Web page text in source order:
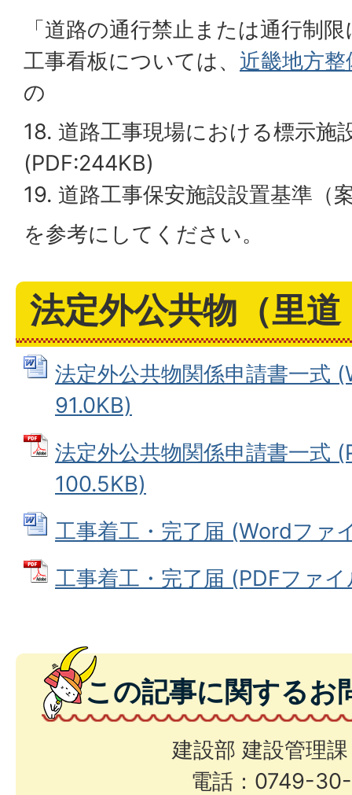
「道路の通行禁止または通行制
工事看板については、 近畿地方
の
18. 道路工事現場における標示施
(PDF:244KB)
19. 道路工事保安施設設置基準（
を参考にしてください。
法定外公共物（里
法定外公共物関係申請書一式
91.0KB)
法定外公共物関係申請書一式
100.5KB)
工事着工・完了届 (Wordファ
工事着工・完了届 (PDFファ
この記事に関するお
建設部 建設管理
電話：0749-